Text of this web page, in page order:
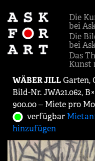
Die
bei
Die
bei
Das
Kunst
WÄBER JILLGarten,
Bild-Nr. JWA21.062,
900.00 ‒ Miete pro
verfügbar
hinzufügen